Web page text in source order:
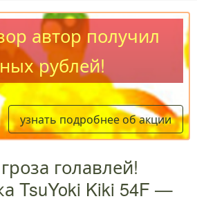
автор получил
рублей!
узнать подробнее об акции
голавлей!
TsuYoki Kiki 54F —